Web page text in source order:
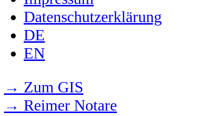
Datenschutzerklärung
DE
EN
→ Zum GIS
→ Reimer Notare